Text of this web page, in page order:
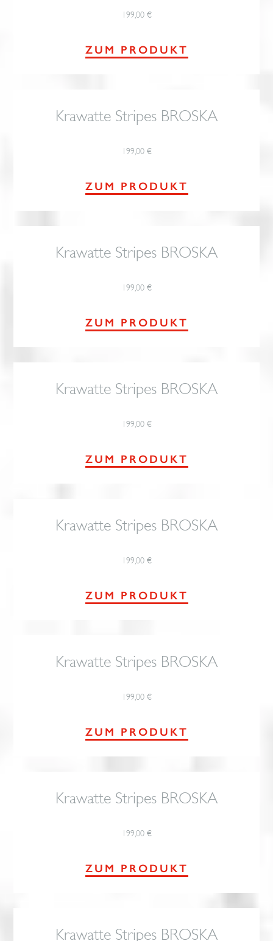
199,00 €
ZUM PRODUKT
Krawatte Stripes BROSKA
199,00 €
ZUM PRODUKT
Krawatte Stripes BROSKA
199,00 €
ZUM PRODUKT
Krawatte Stripes BROSKA
199,00 €
ZUM PRODUKT
Krawatte Stripes BROSKA
199,00 €
ZUM PRODUKT
Krawatte Stripes BROSKA
199,00 €
ZUM PRODUKT
Krawatte Stripes BROSKA
199,00 €
ZUM PRODUKT
Krawatte Stripes BROSKA